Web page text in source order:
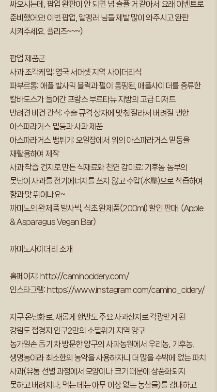
싸오시는데, 팝업 완판이 안 되면 넘 슬플 거 같아서 요래 이벤트로
준비했어요! 이번 팝업, 알맹러 님들 제발 많이 와주시고 완판
시켜주세요. 플리즈~~~)
팝업 제품군
사과 조각케잌: 영국 서머셋 지역 사이더리식
파부르통: 애플 발사믹 블럭과 펄이 통핑된, 애플사이더를 증류한
칼바도스가 들어간 프랑스 부르타뉴 지방의 고급 디저트
반려견 비건 간식: 수출 규격 상자에 맞춰 잘라서 버려질 뻔한
아스파라거스 밑둥과 사과 제품
아스파라거스 뻥튀기: 오일장에서 위의 아스파라거스 밑둥을
재활용하여 제작
사과 착즙 건지로 만든 식재료와 천연 감미료: 기후농 농부의
못난이 사과를 전기에너지를 쓰지 않고 수압(水壓)으로 착즙하여
향과 맛 뛰어나요~
까미노의 완제품 발사빅, 식초 완제품(200ml) 할인 판매 (Apple
& Asparagus Vegan Bar)
까미노사이더리 소개
홈페이지: http://caminocidery.com/
인스타그램: https://www.instagram.com/camino_cidery/
지구 온난화로, 새롭게 한반도 주요 사과산지로 각광받게 된
강원도 접경지 인구2만의 소멸위기 지역 양구
농가일손 돕기 차 방문한 양구의 사과농원에서 우리농, 기후농,
생명농이라 최소한의 농약을 사용하자니 더 많을 수밖에 없는 파치
사과(유통 선별 과정에서 모양이나 크기 때문에 상품화되지
못하고 버려지나, 먹는 데는 아무 이상 없는 농산물)를 감내하고